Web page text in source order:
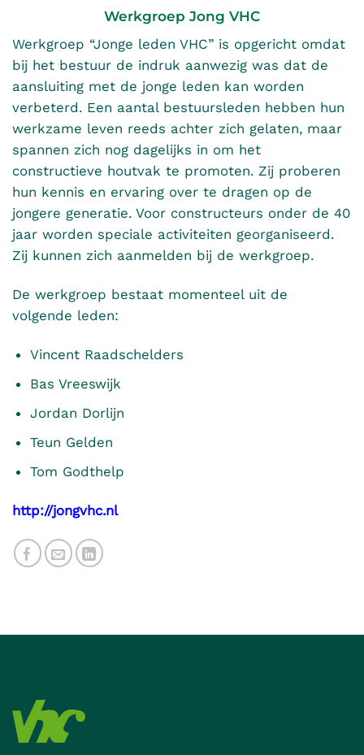
Werkgroep Jong VHC
Werkgroep “Jonge leden VHC” is opgericht omdat
bij het bestuur de indruk aanwezig was dat de
aansluiting met de jonge leden kan worden
verbeterd. Een aantal bestuursleden hebben hun
werkzame leven reeds achter zich gelaten, maar
spannen zich nog dagelijks in om het
constructieve houtvak te promoten. Zij proberen
hun kennis en ervaring over te dragen op de
jongere generatie. Voor constructeurs onder de 40
jaar worden speciale activiteiten georganiseerd.
Zij kunnen zich aanmelden bij de werkgroep.
De werkgroep bestaat momenteel uit de
volgende leden:
Vincent Raadschelders
Bas Vreeswijk
Jordan Dorlijn
Teun Gelden
Tom Godthelp
http://jongvhc.nl